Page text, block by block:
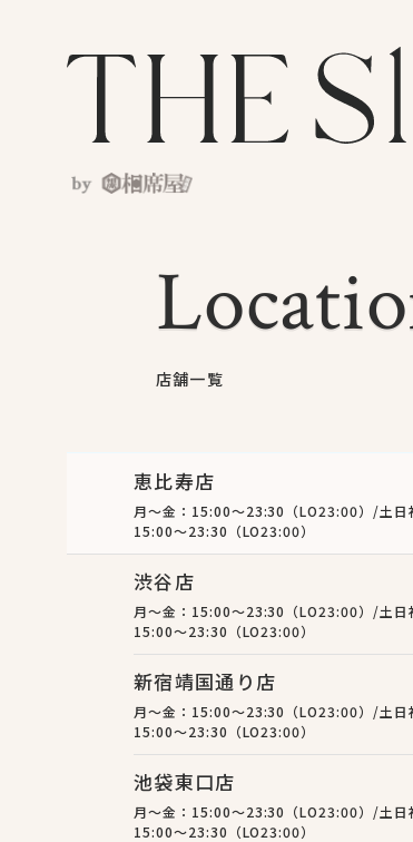
店舗一覧
恵比寿店
月〜金：15:00〜23:30（LO23:00）/土日
15:00〜23:30（LO23:00）
渋谷店
月〜金：15:00〜23:30（LO23:00）/土日
15:00〜23:30（LO23:00）
新宿靖国通り店
月〜金：15:00〜23:30（LO23:00）/土日
15:00〜23:30（LO23:00）
池袋東口店
月〜金：15:00〜23:30（LO23:00）/土日
15:00〜23:30（LO23:00）